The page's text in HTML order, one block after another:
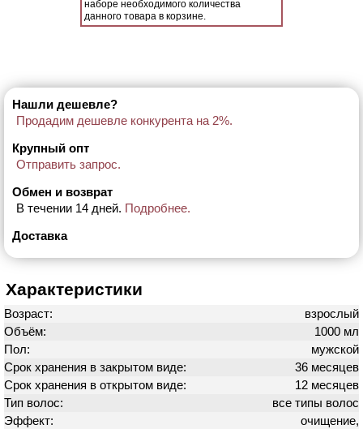
наборе необходимого количества
данного товара в корзине.
Нашли дешевле?
Продадим дешевле конкурента на 2%.
Крупный опт
Отправить запрос.
Обмен и возврат
В течении 14 дней. Подробнее.
Доставка
Характеристики
Возраст:
взрослый
Объём:
1000 мл
Пол:
мужской
Срок хранения в закрытом виде:
36 месяцев
Срок хранения в открытом виде:
12 месяцев
Тип волос:
все типы волос
Эффект:
очищение,